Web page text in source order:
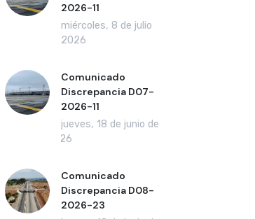
2026-11
miércoles, 8 de julio
de 2026
Comunicado
Discrepancia D07-
2026-11
jueves, 18 de junio de
2026
Comunicado
Discrepancia D08-
2026-23